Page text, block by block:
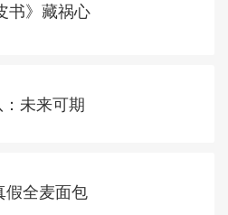
书》藏祸心
未来可期
假全麦面包